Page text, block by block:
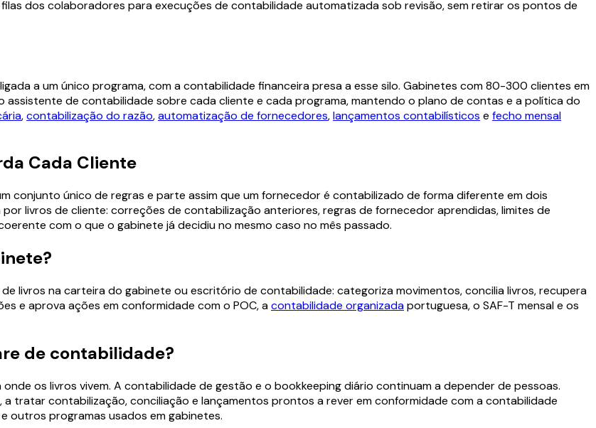
dos colaboradores para execuções de contabilidade automatizada sob revisão, sem retirar os pontos de
a um único programa, com a contabilidade financeira presa a esse silo. Gabinetes com 80-300 clientes em
assistente de contabilidade sobre cada cliente e cada programa, mantendo o plano de contas e a política do
,contabilização do razão,automatização de fornecedores,lançamentos contabilísticos e fecho mensal
Cada Cliente
conjunto único de regras e parte assim que um fornecedor é contabilizado de forma diferente em dois
livros de cliente: correções de contabilização anteriores, regras de fornecedor aprendidas, limites de
com o que o gabinete já decidiu no mesmo caso no mês passado.
livros na carteira do gabinete ou escritório de contabilidade: categoriza movimentos, concilia livros, recupera
e aprova ações em conformidade com o POC, acontabilidade organizadaportuguesa, o SAF-T mensal e os
de contabilidade?
os livros vivem. A contabilidade de gestão e o bookkeeping diário continuam a depender de pessoas.
tratar contabilização, conciliação e lançamentos prontos a rever em conformidade com a contabilidade
outros programas usados em gabinetes.